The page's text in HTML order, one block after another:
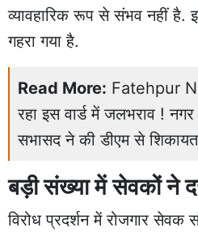
व्यावहारिक रूप से संभव नहीं
गहरा गया है.
Read More: Fatehpur
रहा इस वार्ड में जलभराव !
सभासद ने की डीएम से शिकायत
बड़ी संख्या में सेवकों ने
विरोध प्रदर्शन में रोजगार सेवक